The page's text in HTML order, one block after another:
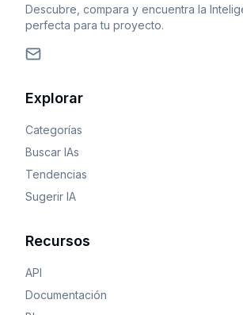
Descubre, compara y encuentra la
perfecta para tu proyecto.
Explorar
Categorías
Buscar IAs
Tendencias
Sugerir IA
Recursos
API
Documentación